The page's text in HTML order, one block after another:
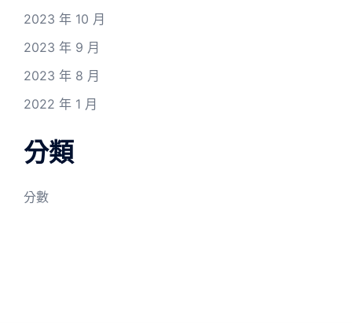
2023 年 10 月
2023 年 9 月
2023 年 8 月
2022 年 1 月
分類
分數